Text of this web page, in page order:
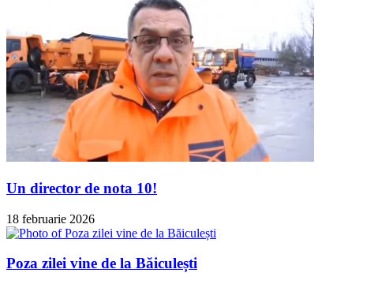
Un director de nota 10!
18 februarie 2026
Poza zilei vine de la Băiculești